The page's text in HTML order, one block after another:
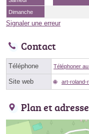
Dimanche
Signaler une erreur
Contact
Téléphone Téléphoner
Site web art-roland-
Plan et adresse